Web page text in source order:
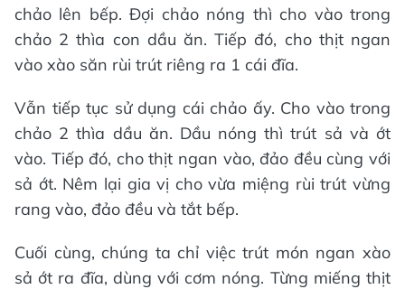
chảo lên bếp. Đợi chảo nóng thì cho vào trong
chảo 2 thìa con dầu ăn. Tiếp đó, cho thịt ngan
vào xào săn rùi trút riêng ra 1 cái đĩa.
Vẫn tiếp tục sử dụng cái chảo ấy. Cho vào trong
chảo 2 thìa dầu ăn. Dầu nóng thì trút sả và ớt
vào. Tiếp đó, cho thịt ngan vào, đảo đều cùng với
sả ớt. Nêm lại gia vị cho vừa miệng rùi trút vừng
rang vào, đảo đều và tắt bếp.
Cuối cùng, chúng ta chỉ việc trút món ngan xào
sả ớt ra đĩa, dùng với cơm nóng. Từng miếng thịt